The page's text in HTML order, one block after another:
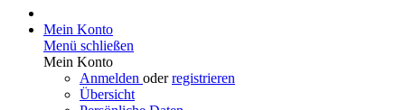
Mein Konto
Menü schließen
Mein Konto
Anmelden oderregistrieren
Übersicht